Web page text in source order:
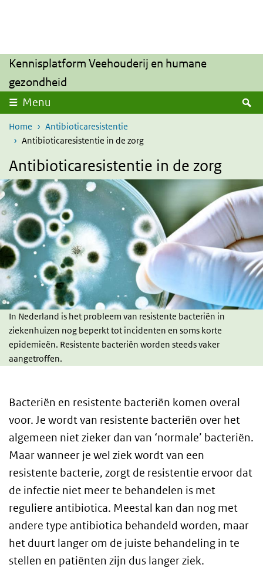
Kennisplatform Veehouderij en humane
gezondheid
Menu
Home
Antibioticaresistentie
Antibioticaresistentie in de zorg
Antibioticaresistentie in de zorg
In Nederland is het probleem van resistente bacteriën in
ziekenhuizen nog beperkt tot incidenten en soms korte
epidemieën. Resistente bacteriën worden steeds vaker
aangetroffen.
Bacteriën en resistente bacteriën komen overal
voor. Je wordt van resistente bacteriën over het
algemeen niet zieker dan van ‘normale’ bacteriën.
Maar wanneer je wel ziek wordt van een
resistente bacterie, zorgt de resistentie ervoor dat
de infectie niet meer te behandelen is met
reguliere antibiotica. Meestal kan dan nog met
andere type antibiotica behandeld worden, maar
het duurt langer om de juiste behandeling in te
stellen en patiënten zijn dus langer ziek.